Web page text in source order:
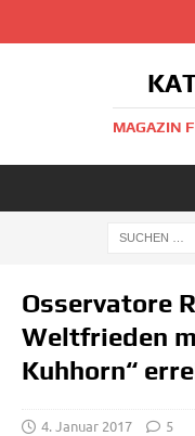
MAGAZIN
Osservatore
Weltfrieden
Kuhhorn“
4. Januar 2017 5